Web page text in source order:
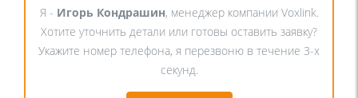
Я - Игорь Кондрашин, менеджер компании Voxlink.
Хотите уточнить детали или готовы оставить заявку?
Укажите номер телефона, я перезвоню в течение 3-х
секунд.